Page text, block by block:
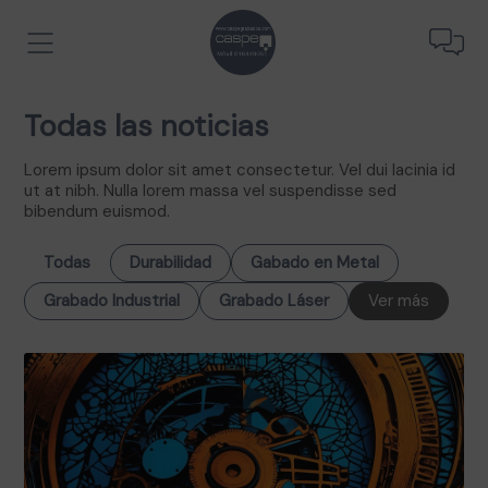
Todas las noticias
Lorem ipsum dolor sit amet consectetur. Vel dui lacinia id
ut at nibh. Nulla lorem massa vel suspendisse sed
bibendum euismod.
Todas Durabilidad
Gabado en Metal
Grabado Industrial
Grabado Láser Ver más